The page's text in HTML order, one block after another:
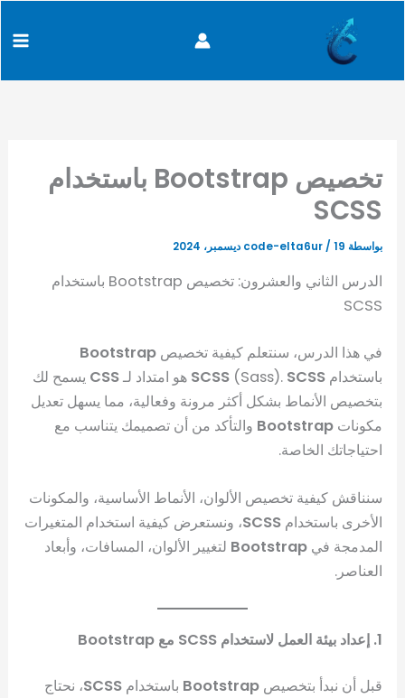
تخصيص Bootstrap باستخدام
SCSS
بواسطة code-elta6ur / 19 ديسمبر، 2024
الدرس الثاني والعشرون: تخصيص Bootstrap باستخدام
SCSS
في هذا الدرس، سنتعلم كيفية تخصيصBootstrap
باستخدام
SCSS(Sass). SCSS هو امتداد لـCSS يسمح لك
بتخصيص الأنماط بشكل أكثر مرونة وفعالية، مما يسهل تعديل
مكوناتBootstrap والتأكد من أن تصميمك يتناسب مع
احتياجاتك الخاصة.
سنناقش كيفية تخصيص الألوان، الأنماط الأساسية، والمكونات
الأخرى باستخدامSCSS، ونستعرض كيفية استخدام المتغيرات
المدمجة فيBootstrap لتغيير الألوان، المسافات، وأبعاد
العناصر.
1. إعداد بيئة العمل لاستخدام SCSS مع Bootstrap
قبل أن نبدأ بتخصيصBootstrap باستخدامSCSS، نحتاج
بريدك
الإلكتروني...